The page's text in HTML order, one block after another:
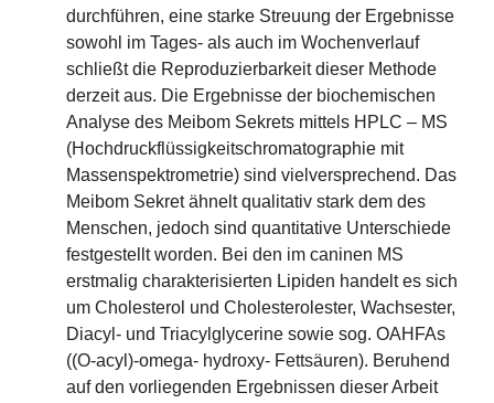
durchführen, eine starke Streuung der Ergebnisse
sowohl im Tages- als auch im Wochenverlauf
schließt die Reproduzierbarkeit dieser Methode
derzeit aus. Die Ergebnisse der biochemischen
Analyse des Meibom Sekrets mittels HPLC – MS
(Hochdruckflüssigkeitschromatographie mit
Massenspektrometrie) sind vielversprechend. Das
Meibom Sekret ähnelt qualitativ stark dem des
Menschen, jedoch sind quantitative Unterschiede
festgestellt worden. Bei den im caninen MS
erstmalig charakterisierten Lipiden handelt es sich
um Cholesterol und Cholesterolester, Wachsester,
Diacyl- und Triacylglycerine sowie sog. OAHFAs
((O-acyl)-omega- hydroxy- Fettsäuren). Beruhend
auf den vorliegenden Ergebnissen dieser Arbeit